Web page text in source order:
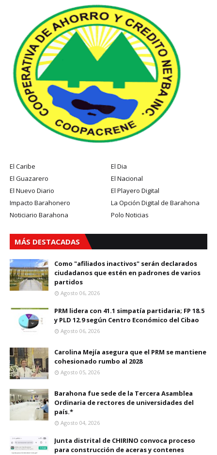
El Caribe
El Dia
El Guazarero
El Nacional
El Nuevo Diario
El Playero Digital
Impacto Barahonero
La Opción Digital de Barahona
Noticiario Barahona
Polo Noticias
MÁS DESTACADAS
Como "afiliados inactivos" serán declarados
ciudadanos que estén en padrones de varios
partidos
Agosto 06, 2026
PRM lidera con 41.1 simpatía partidaria; FP 18.5
y PLD 12.9 según Centro Económico del Cibao
Agosto 06, 2026
Carolina Mejía asegura que el PRM se mantiene
cohesionado rumbo al 2028
Agosto 05, 2026
Barahona fue sede de la Tercera Asamblea
Ordinaria de rectores de universidades del
país.*
Agosto 04, 2026
Junta distrital de CHIRINO convoca proceso
para construcción de aceras y contenes